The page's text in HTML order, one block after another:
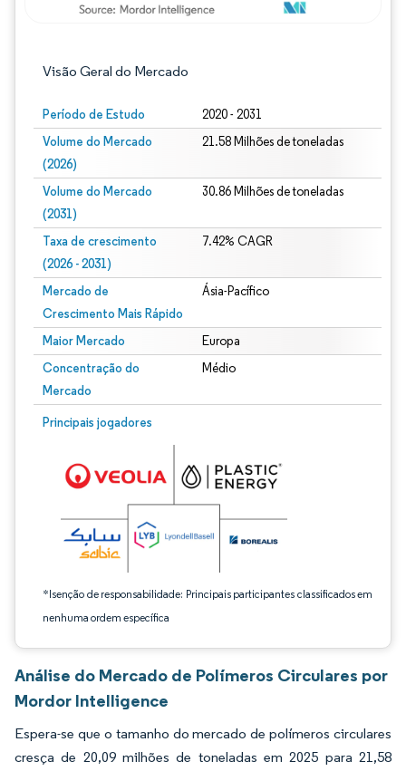
Visão Geral do Mercado
Período de Estudo 2020 - 2031
Volume do Mercado
(2026)
21.58 Milhões de toneladas
Volume do Mercado
(2031)
30.86 Milhões de toneladas
Taxa de crescimento
(2026 - 2031)
7.42% CAGR
Mercado de
Crescimento Mais Rápido
Ásia-Pacífico
Maior Mercado Europa
Concentração do
Mercado
Médio
Principais jogadores
*Isenção de responsabilidade: Principais participantes classificados em
nenhuma ordem específica
Imagem © Mordor Intelligence. O reuso requer atribuição conforme CC BY 4.0.
Análise do Mercado de Polímeros Circulares por
Mordor Intelligence
Espera-se que o tamanho do mercado de polímeros circulares
cresça de 20,09 milhões de toneladas em 2025 para 21,58